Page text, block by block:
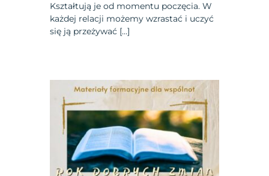
Kształtują je od momentu poczęcia. W
każdej relacji możemy wzrastać i uczyć
się ją przeżywać […]